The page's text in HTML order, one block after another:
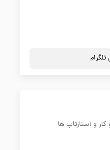
و استارتاپ ها